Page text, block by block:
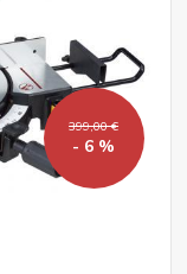
399,00 €
- 6 %